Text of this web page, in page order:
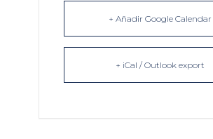
+ Añadir Google Calendar
+ iCal / Outlook export